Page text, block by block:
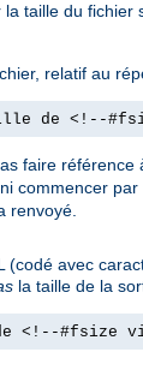
taille du
relatif au
de <!--
faire référence
commencer
renvoyé.
(codé avec
la taille de la
#fsize